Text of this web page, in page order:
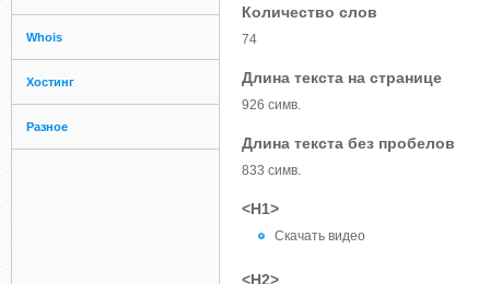
Whois
Хостинг
Разное
Количество слов
74
Длина текста на странице
926 симв.
Длина текста без пробелов
833 симв.
<H1>
Скачать видео
<H2>